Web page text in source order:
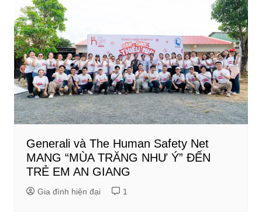
Generali và The Human Safety Net
MANG “MÙA TRĂNG NHƯ Ý” ĐẾN
TRẺ EM AN GIANG
Gia đình hiện đại 1